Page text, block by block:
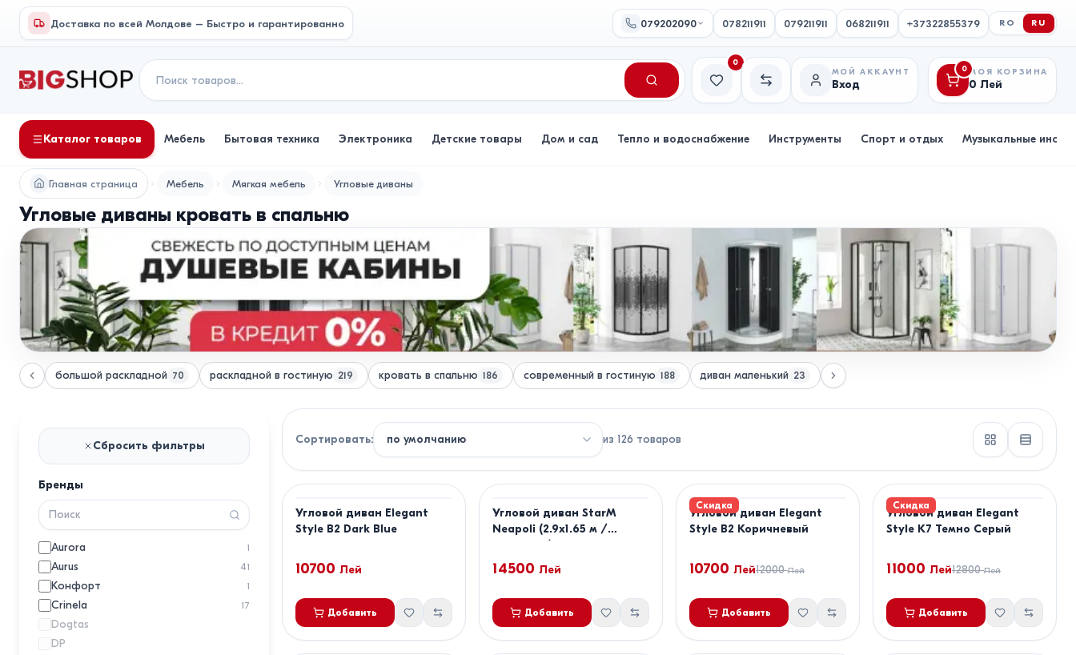
Доставка по всей Молдове – Быстро и гарантированно 079202090 078211911 079211911 068211911 +37322855379 RO RU
Список желаний
0
Сравнение
МОЙ АККАУНТ
Вход
0 МОЯ КОРЗИНА
0 Лей
Каталог товаров Мебель Бытовая техника Электроника Детские товары Дом и сад Тепло и водоснабжение Инструменты Спорт и отдых Музыкальные
Главная страница Мебель Мягкая мебель Угловые диваны
Угловые диваны кровать в спальню
большой раскладной 70 раскладной в гостиную 219 кровать в спальню 186 современный в гостиную 188 диван маленький 23
Сбросить фильтры
Бренды
Aurora 1
Aurus 41
Конфорт 1
Crinela 17
Dogtas
DP
Сортировать: из 126 товаров
Угловой диван Elegant
Style B2 Dark Blue
10700 Лей
Добавить
Угловой диван StarM
Neapoli (2.9x1.65 м /
2.4x1.65 м) Коричневый
14500 Лей
Добавить
Скидка
Угловой диван Elegant
Style B2 Коричневый
10700 Лей12000 Лей
Добавить
Скидка
Угловой диван Elegant
Style K7 Темно Серый
11000 Лей12800 Лей
Добавить